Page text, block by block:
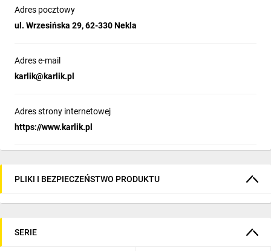
Adres pocztowy
ul. Wrzesińska 29, 62-330 Nekla
Adres e-mail
karlik@karlik.pl
Adres strony internetowej
https://www.karlik.pl
PLIKI I BEZPIECZEŃSTWO PRODUKTU
SERIE